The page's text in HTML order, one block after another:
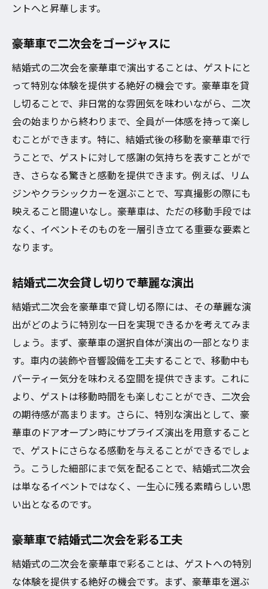
ントへと昇華します。
豪華車で二次会をゴージャスに
結婚式の二次会を豪華車で演出することは、ゲストにと
って特別な体験を提供する絶好の機会です。豪華車を貸
し切ることで、非日常的な雰囲気を味わいながら、二次
会の始まりから終わりまで、全員が一体感を持って楽し
むことができます。特に、結婚式後の移動を豪華車で行
うことで、ゲストに対して感謝の気持ちを表すことがで
き、さらなる驚きと感動を提供できます。例えば、リム
ジンやクラシックカーを選ぶことで、写真撮影の際にも
映えること間違いなし。豪華車は、ただの移動手段では
なく、イベントそのものを一層引き立てる重要な要素と
なります。
結婚式二次会貸し切りで華麗な演出
結婚式二次会を豪華車で貸し切る際には、その華麗な演
出がどのように特別な一日を実現できるかを考えてみま
しょう。まず、豪華車の選択自体が演出の一部となりま
す。車内の装飾や音響設備を工夫することで、移動中も
パーティー気分を味わえる空間を提供できます。これに
より、ゲストは移動時間をも楽しむことができ、二次会
の期待感が高まります。さらに、特別な演出として、豪
華車のドアオープン時にサプライズ演出を用意すること
で、ゲストにさらなる感動を与えることができるでしょ
う。こうした細部にまで気を配ることで、結婚式二次会
は単なるイベントではなく、一生心に残る素晴らしい思
い出となるのです。
豪華車で結婚式二次会を彩る工夫
結婚式の二次会を豪華車で彩ることは、ゲストへの特別
な体験を提供する絶好の機会です。まず、豪華車を選ぶ